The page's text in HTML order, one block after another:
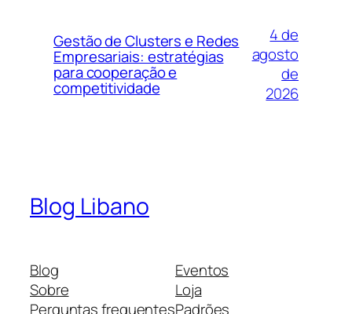
Gestão de Clusters e Redes
Empresariais: estratégias
para cooperação e
competitividade
4 de
agosto
de
2026
Blog Libano
Blog
Sobre
Perguntas frequentes
Eventos
Loja
Padrões